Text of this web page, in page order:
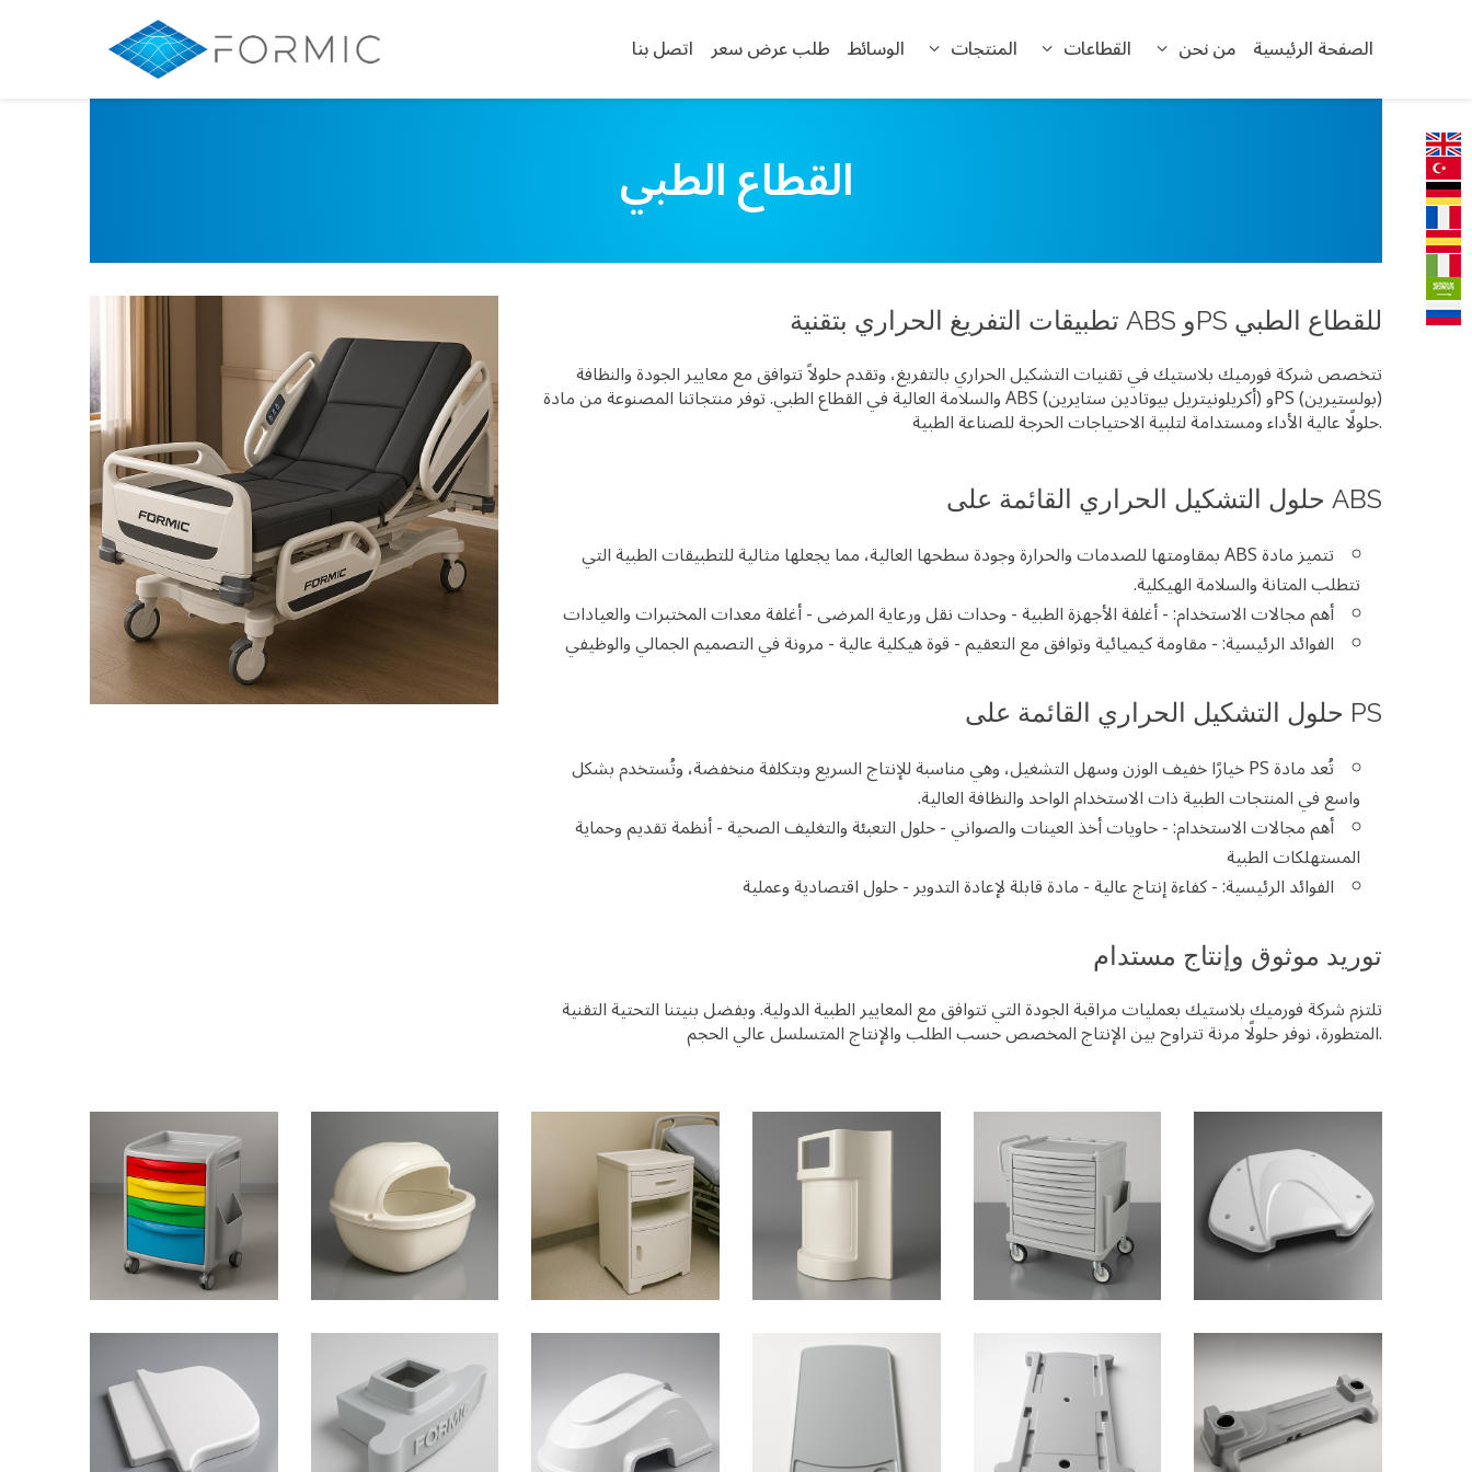
الصفحة الرئيسية من نحن القطاعات المنتجات الوسائط طلب عرض سعر اتصل بنا
القطاع الطبي
تطبيقات التفريغ الحراري بتقنية ABS وPS للقطاع الطبي
تتخصص شركة فورميك بلاستيك في تقنيات التشكيل الحراري بالتفريغ، وتقدم حلولاً تتوافق مع معايير الجودة والنظافة
والسلامة العالية في القطاع الطبي. توفر منتجاتنا المصنوعة من مادة ABS (أكريلونيتريل بيوتادين ستايرين) وPS (بولستيرين)
حلولًا عالية الأداء ومستدامة لتلبية الاحتياجات الحرجة للصناعة الطبية.
حلول التشكيل الحراري القائمة على ABS
تتميز مادة ABS بمقاومتها للصدمات والحرارة وجودة سطحها العالية، مما يجعلها مثالية للتطبيقات الطبية التي
تتطلب المتانة والسلامة الهيكلية.
أهم مجالات الاستخدام: - أغلفة الأجهزة الطبية - وحدات نقل ورعاية المرضى - أغلفة معدات المختبرات والعيادات
الفوائد الرئيسية: - مقاومة كيميائية وتوافق مع التعقيم - قوة هيكلية عالية - مرونة في التصميم الجمالي والوظيفي
حلول التشكيل الحراري القائمة على PS
تُعد مادة PS خيارًا خفيف الوزن وسهل التشغيل، وهي مناسبة للإنتاج السريع وبتكلفة منخفضة، وتُستخدم بشكل
واسع في المنتجات الطبية ذات الاستخدام الواحد والنظافة العالية.
أهم مجالات الاستخدام: - حاويات أخذ العينات والصواني - حلول التعبئة والتغليف الصحية - أنظمة تقديم وحماية
المستهلكات الطبية
الفوائد الرئيسية: - كفاءة إنتاج عالية - مادة قابلة لإعادة التدوير - حلول اقتصادية وعملية
توريد موثوق وإنتاج مستدام
تلتزم شركة فورميك بلاستيك بعمليات مراقبة الجودة التي تتوافق مع المعايير الطبية الدولية. وبفضل بنيتنا التحتية التقنية
المتطورة، نوفر حلولًا مرنة تتراوح بين الإنتاج المخصص حسب الطلب والإنتاج المتسلسل عالي الحجم.